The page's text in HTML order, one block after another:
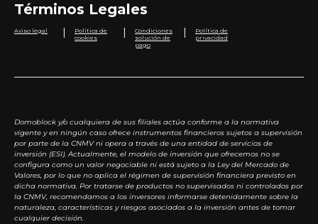
Términos Legales
Aviso legal
Política de
cookies
Condiciones
solución de
pago
Política de
privacidad
Domoblock y/o cualquiera de sus filiales actúa conforme a la normativa
vigente y en ningún caso ofrece instrumentos financieros sujetos a supervisión
por parte de la CNMV ni opera a través de una entidad de servicios de
inversión (ESI). Actualmente, el modelo de inversión que ofrecemos no se
configura como un valor negociable ni está sujeto a la Ley del Mercado de
Valores, por lo que no aplica el régimen de supervisión financiera previsto en
dicha normativa. Por tratarse de productos no supervisados ni controlados por
la CNMV, recomendamos a los inversores informarse detenidamente sobre la
naturaleza, características y riesgos asociados a la inversión antes de tomar
cualquier decisión.